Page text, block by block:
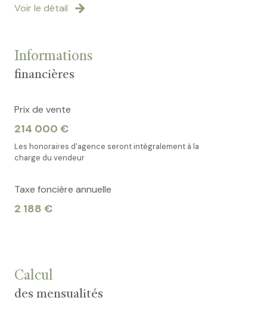
Voir le détail
Informations
financières
Prix de vente
214 000 €
Les honoraires d'agence seront intégralement à la
charge du vendeur
Taxe foncière annuelle
2 188 €
Calcul
des mensualités